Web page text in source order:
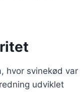
hvor svinekød var
udviklet